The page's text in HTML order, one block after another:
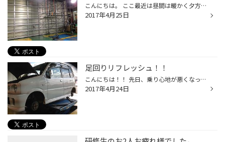
こんにちは。 ここ最近は昼間は暖かく夕方から夜はぐっと気温が下がり涼しくなってきましたね。 私も昼間は袖をまくって作業をしていましたが、夕方から夜にかけて風が出てきて 寒く感じ慌ててウインドブレーカーを羽織ってしまいました&hellip;。 &uarr; ピット作業とは関係ないのですが、しばらく...
2017年4月25日
足回りリフレッシュ！！
こんにちは！！ 先日、乗り心地が悪くなってしまったとのご相談を受けまして、距離１０万キロ程度走行している車で、 突き上げがひどいとの事でした。。 症状を聞いてみると、おそらくショックアブソーバーのヘタリの可能性が高い・・・ そこで、ショックアブソーバーの交換をすることに、本日なり...
2017年4月24日